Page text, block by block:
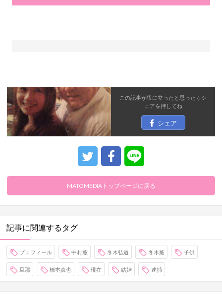
この記事が役に立ったと思ったらシ
ェアを押してね
シェア
MATOMEDIAトップページに戻る
記事に関連するタグ
プロフィール 中村薫 冬木弘道 冬木薫 子供
旦那 橋本真也 現在 結婚 逮捕